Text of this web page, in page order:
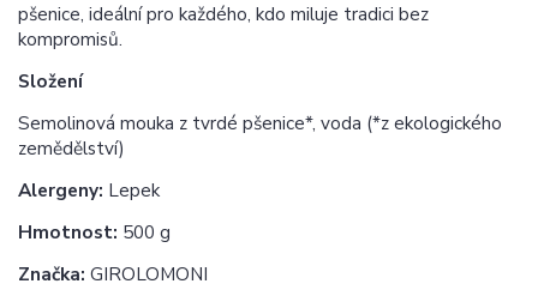
pšenice, ideální pro každého, kdo miluje tradici bez
kompromisů.
Složení
Semolinová mouka z tvrdé pšenice*, voda (*z ekologického
zemědělství)
Alergeny: Lepek
Hmotnost: 500 g
Značka: GIROLOMONI